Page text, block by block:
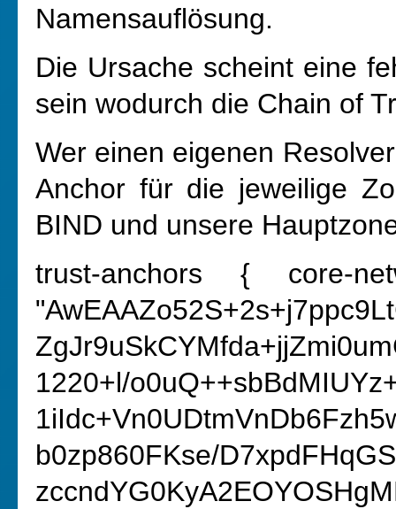
Namensauflösung.
Die Ursache scheint eine
sein wodurch die Chain of
Wer einen eigenen
Anchor für die jeweilige
BIND und unsere
trust-anchors { core-
1220+l/
b0zp860FKse/